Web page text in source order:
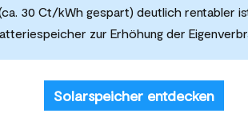
30 Ct/kWh gespart) deutlich rentabler
zur Erhöhung der
Solarspeicher entdecken